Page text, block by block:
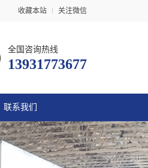
收藏本站 关注微信
全国咨询热线
13931773677
联系我们